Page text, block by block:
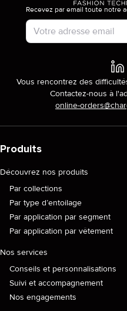
Type de compte
Recevez par email toute notre
Vous rencontrez des
Contactez-nous à
online-
Produits
Découvrez nos produits
Par collections
Par type d’entoilage
Par application par segment
Par application par vêtement
Nos services
Conseils et personnalisations
Suivi et accompagnement
Nos engagements